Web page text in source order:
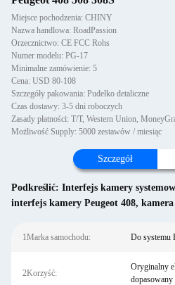
Miejsce pochodzenia: CHINY
Nazwa handlowa: RoadPassion
Orzecznictwo: CE FCC Rohs
Numer modelu: PG-17
Minimalne zamówienie: 5
Cena: USD 80-108
Szczegóły pakowania: Pudełko detaliczne
Czas dostawy: 3-5 dni roboczych
Zasady płatności: T/T, Western Union,
Możliwość Supply: 5000 zestawów / miesiąc
Szczegół
Podkreślić: Interfejs kamery
interfejs kamery Peugeot 408, kamera
1Marka samochodu: Do systemu
2Korzyść:
Oryginalny
dopasowany